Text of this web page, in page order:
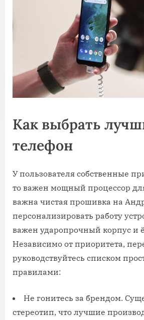
Как выбрать
телефон
У пользователя собственные
то важен мощный процессор
важна чистая прошивка на
персонализировать работу
важен ударопрочный корпус и
Независимо от приоритета,
руководствуйтесь списком
правилами:
Не гонитесь за брендом.
стереотип, что лучшие